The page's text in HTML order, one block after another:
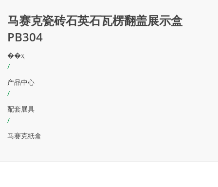
马赛克瓷砖石英石瓦楞翻盖展示盒
PB304
��ҳ
/
产品中心
/
配套展具
/
马赛克纸盒